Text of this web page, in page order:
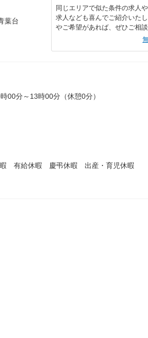
葉台
同じエリアで似た条件の求人
求人なども喜んでご紹介いた
やご希望があれば、ぜひご相談
00分～13時00分（休憩0分）
有給休暇 慶弔休暇 出産・育児休暇